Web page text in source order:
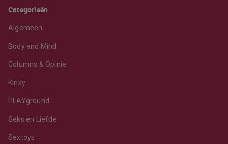
Categorieën
Algemeen
Body and Mind
Columns & Opinie
Kinky
PLAYground
Seks en Liefde
Sextoys